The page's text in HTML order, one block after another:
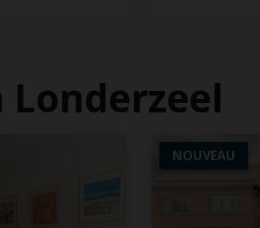
Londerzeel
NOUVEAU